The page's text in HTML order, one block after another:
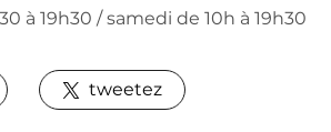
à 19h30 / samedi de 10h à 19h30
tweetez